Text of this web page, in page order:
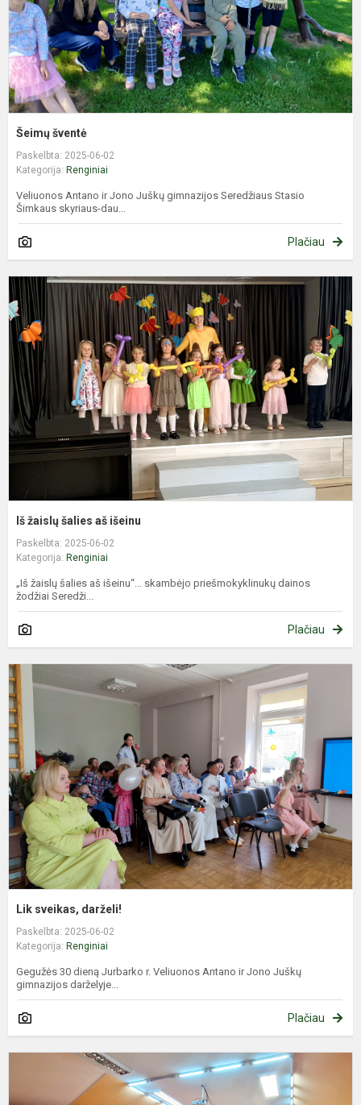
Šeimų šventė
Paskelbta: 2025-06-02
Kategorija: Renginiai
Veliuonos Antano ir Jono Juškų gimnazijos Seredžiaus Stasio
Šimkaus skyriaus-dau...
Plačiau
Iš žaislų šalies aš išeinu
Paskelbta: 2025-06-02
Kategorija: Renginiai
„Iš žaislų šalies aš išeinu“... skambėjo priešmokyklinukų dainos
žodžiai Seredži...
Plačiau
Lik sveikas, darželi!
Paskelbta: 2025-06-02
Kategorija: Renginiai
Gegužės 30 dieną Jurbarko r. Veliuonos Antano ir Jono Juškų
gimnazijos darželyje...
Plačiau